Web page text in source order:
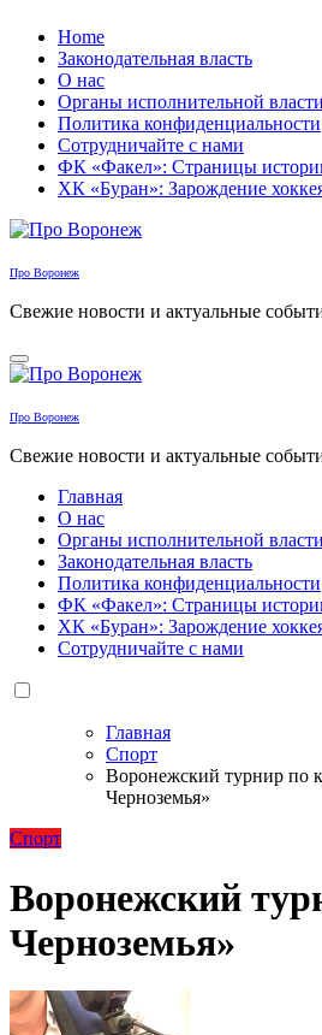
Перейти
содержанию
Home
Законодательная власть
О нас
Органы исполнительной власти
Политика конфиденциальности
Сотрудничайте с нами
ФК «Факел»: Страницы
ХК «Буран»: Зарождение
Про Воронеж
Свежие новости и актуальные
Про Воронеж
Свежие новости и актуальные
Главная
О нас
Органы исполнительной власти
Законодательная власть
Политика конфиденциальности
ФК «Факел»: Страницы
ХК «Буран»: Зарождение
Сотрудничайте с нами
Главная
Спорт
Воронежский турнир по
Черноземья»
Спорт
Воронежский
Черноземья»